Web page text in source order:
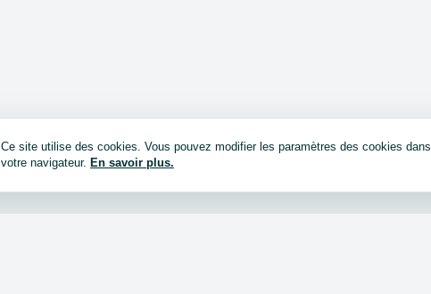
Ce site utilise des cookies. Vous pouvez modifier les paramètres des cookies dans
votre navigateur. En savoir plus.